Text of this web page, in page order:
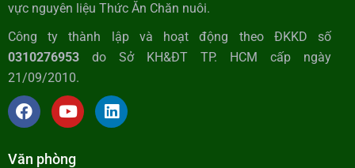
vực nguyên liệu Thức Ăn Chăn nuôi.
Công ty thành lập và hoạt động theo ĐKKD số
0310276953 do Sở KH&ĐT TP. HCM cấp ngày
21/09/2010.
Văn phòng